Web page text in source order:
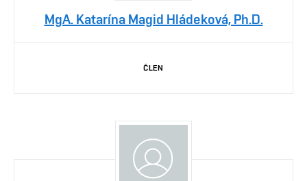
MgA. Katarína Magid Hládeková, Ph.D.
ČLEN